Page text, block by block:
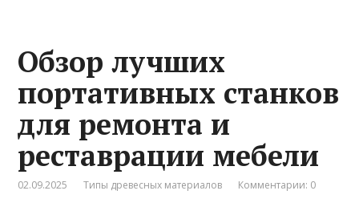
Обзор лучших
портативных станков
для ремонта и
реставрации мебели
02.09.2025 Типы древесных материалов Комментарии: 0